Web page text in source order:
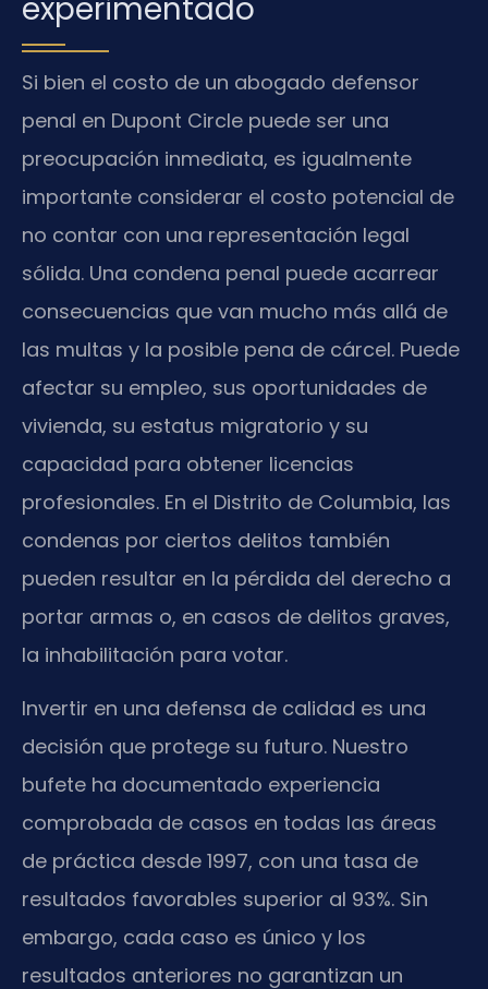
experimentado
Si bien el costo de un abogado defensor
penal en Dupont Circle puede ser una
preocupación inmediata, es igualmente
importante considerar el costo potencial de
no contar con una representación legal
sólida. Una condena penal puede acarrear
consecuencias que van mucho más allá de
las multas y la posible pena de cárcel. Puede
afectar su empleo, sus oportunidades de
vivienda, su estatus migratorio y su
capacidad para obtener licencias
profesionales. En el Distrito de Columbia, las
condenas por ciertos delitos también
pueden resultar en la pérdida del derecho a
portar armas o, en casos de delitos graves,
la inhabilitación para votar.
Invertir en una defensa de calidad es una
decisión que protege su futuro. Nuestro
bufete ha documentado experiencia
comprobada de casos en todas las áreas
de práctica desde 1997, con una tasa de
resultados favorables superior al 93%. Sin
embargo, cada caso es único y los
resultados anteriores no garantizan un